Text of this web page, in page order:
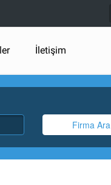
İletişim
Firma Ara